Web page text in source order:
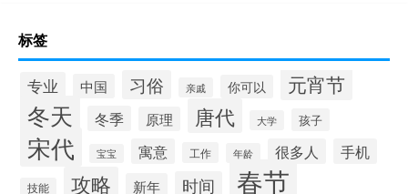
标签
专业 中国 习俗 亲戚 你可以 元宵节
冬天 冬季 原理 唐代 大学 孩子
宋代 宝宝 寓意 工作 年龄 很多人 手机
技能 攻略 新年 时间 春节